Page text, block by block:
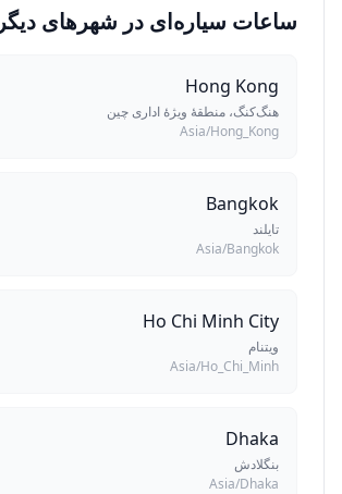
ساعات سیاره‌ای در شهرهای دیگر
Hong Kong
هنگ‌کنگ، منطقهٔ ویژهٔ اداری چین
Asia/Hong_Kong
Bangkok
تایلند
Asia/Bangkok
Ho Chi Minh City
ویتنام
Asia/Ho_Chi_Minh
Dhaka
بنگلادش
Asia/Dhaka